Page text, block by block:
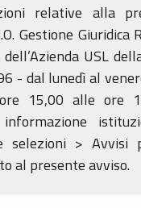
relative alla
Gestione
USL
- dal lunedì al
15,00 alle ore
selezioni >
al presente avviso.